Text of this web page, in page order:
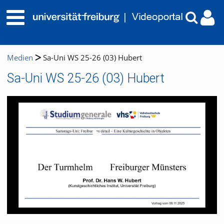
Medien Sa-Uni WS 25-26 (03) Hubert
Sa-Uni WS 25-26 (03) Hubert